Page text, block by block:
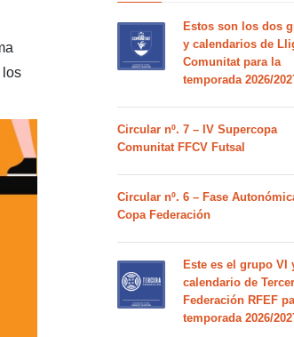
los
Estos son los dos
y calendarios de
Comunitat para la
temporada 2026/
Circular nº. 7 – IV Supercopa
Comunitat FFCV Futsal
Circular nº. 6 – Fase
Copa Federación
Este es el grupo VI
calendario de
Federación RFEF
temporada 2026/